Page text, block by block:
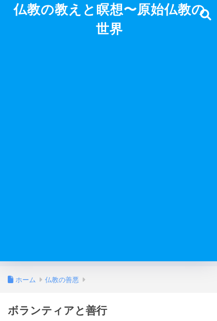
仏教の教えと瞑想〜原始仏教の
世界
ホーム 仏教の善悪
ボランティアと善行